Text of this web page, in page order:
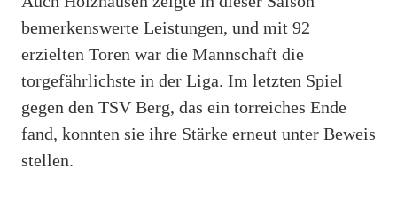
bemerkenswerte Leistungen, und mit 92
erzielten Toren war die Mannschaft die
torgefährlichste in der Liga. Im letzten Spiel
gegen den TSV Berg, das ein torreiches Ende
fand, konnten sie ihre Stärke erneut unter Beweis
stellen.